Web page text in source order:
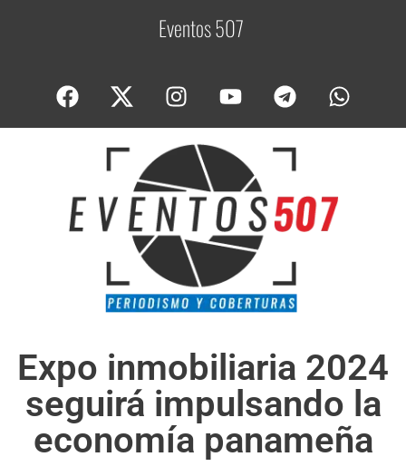
Eventos 507C
Expo inmobiliaria 2024
seguirá impulsando la
economía panameña